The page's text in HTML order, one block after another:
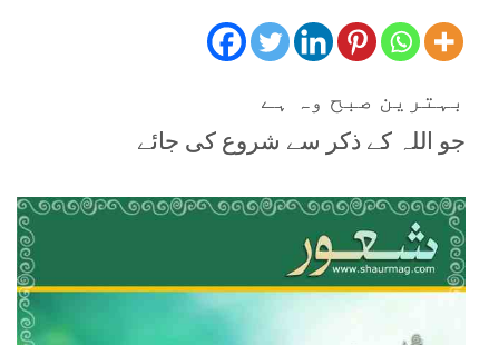
بہترین صبح وہ ہے
جو اللہ کے ذکر سے شروع کی جائے